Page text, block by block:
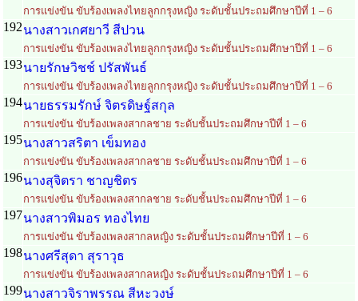
การแข่งขัน ขับร้องเพลงไทยลูกกรุงหญิง ระดับชั้นประถมศึกษาปีที่ 1 – 6
192นางสาวเกศยาวี สีปวน
การแข่งขัน ขับร้องเพลงไทยลูกกรุงหญิง ระดับชั้นประถมศึกษาปีที่ 1 – 6
193นายรักษวิชช์ ปรัสพันธ์
การแข่งขัน ขับร้องเพลงไทยลูกกรุงหญิง ระดับชั้นประถมศึกษาปีที่ 1 – 6
194นายธรรมรักษ์ จิตรดิษฐ์สกุล
การแข่งขัน ขับร้องเพลงสากลชาย ระดับชั้นประถมศึกษาปีที่ 1 – 6
195นางสาวสริตา เข็มทอง
การแข่งขัน ขับร้องเพลงสากลชาย ระดับชั้นประถมศึกษาปีที่ 1 – 6
196นางสุจิตรา ชาญชิตร
การแข่งขัน ขับร้องเพลงสากลชาย ระดับชั้นประถมศึกษาปีที่ 1 – 6
197นางสาวพิมอร ทองไทย
การแข่งขัน ขับร้องเพลงสากลหญิง ระดับชั้นประถมศึกษาปีที่ 1 – 6
198นางศรีสุดา สุราวุธ
การแข่งขัน ขับร้องเพลงสากลหญิง ระดับชั้นประถมศึกษาปีที่ 1 – 6
199นางสาวจิราพรรณ สีหะวงษ์